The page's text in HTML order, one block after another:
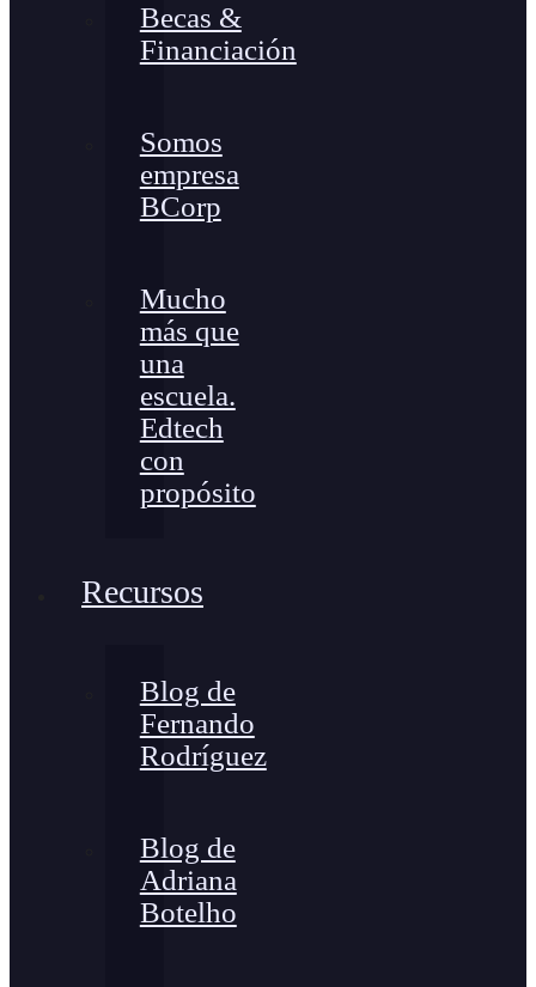
Becas &
Financiación
Somos
empresa
BCorp
Mucho
más que
una
escuela.
Edtech
con
propósito
Recursos
Blog de
Fernando
Rodríguez
Blog de
Adriana
Botelho